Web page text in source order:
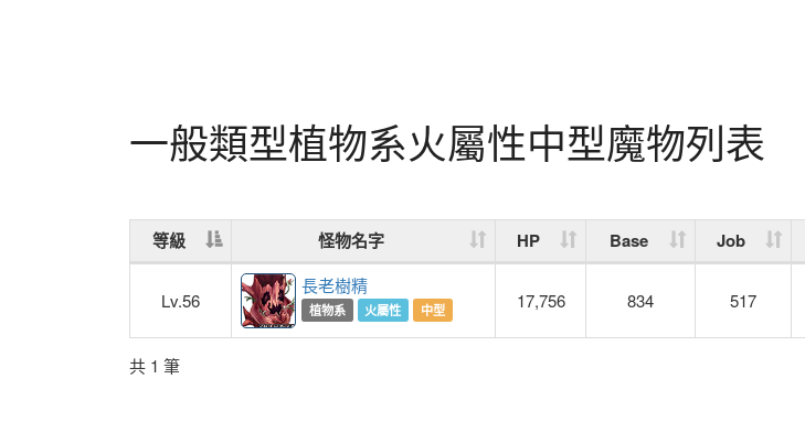
一般類型植物系火屬性中型魔物列表
等級 怪物名字 HP Base Job
Lv.56
長老樹精
植物系 火屬性 中型 17,756 834 517
共 1 筆